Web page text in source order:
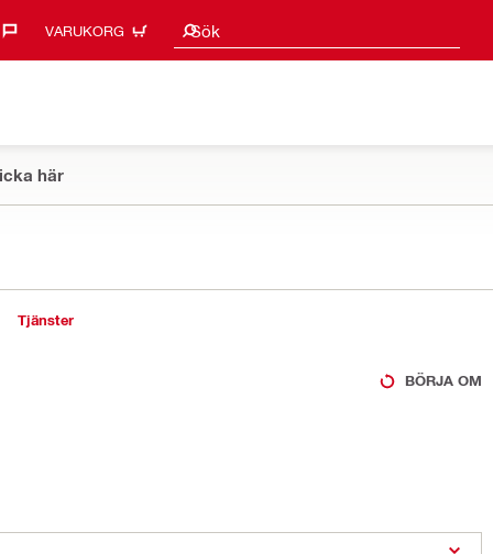
VARUKORG Sök
Sökförslag
här
Tjänster
BÖRJA OM